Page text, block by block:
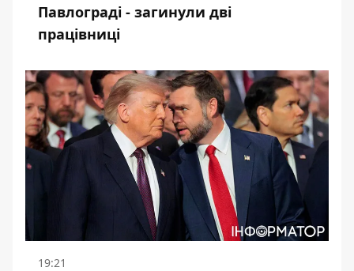
Павлограді - загинули дві
працівниці
19:21